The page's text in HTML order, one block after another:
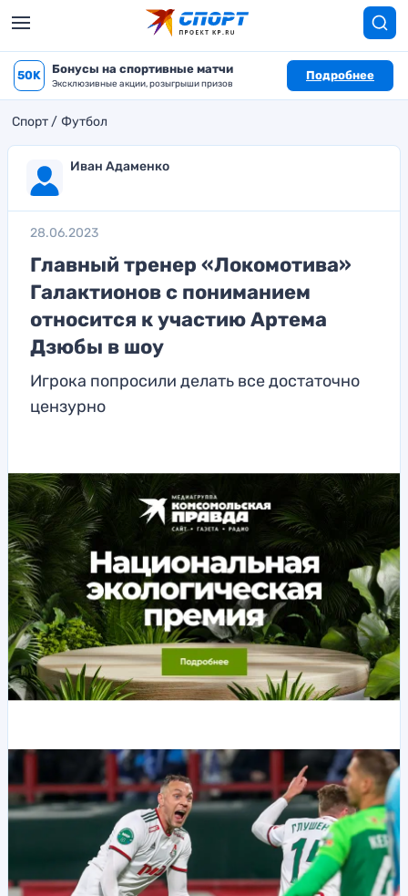
50K Бонусы на спортивные матчи
Эксклюзивные акции, розыгрыши призов
Подробнее
Спорт Футбол
Иван Адаменко
28.06.2023
Главный тренер «Локомотива»
Галактионов с пониманием
относится к участию Артема
Дзюбы в шоу
Игрока попросили делать все достаточно
цензурно